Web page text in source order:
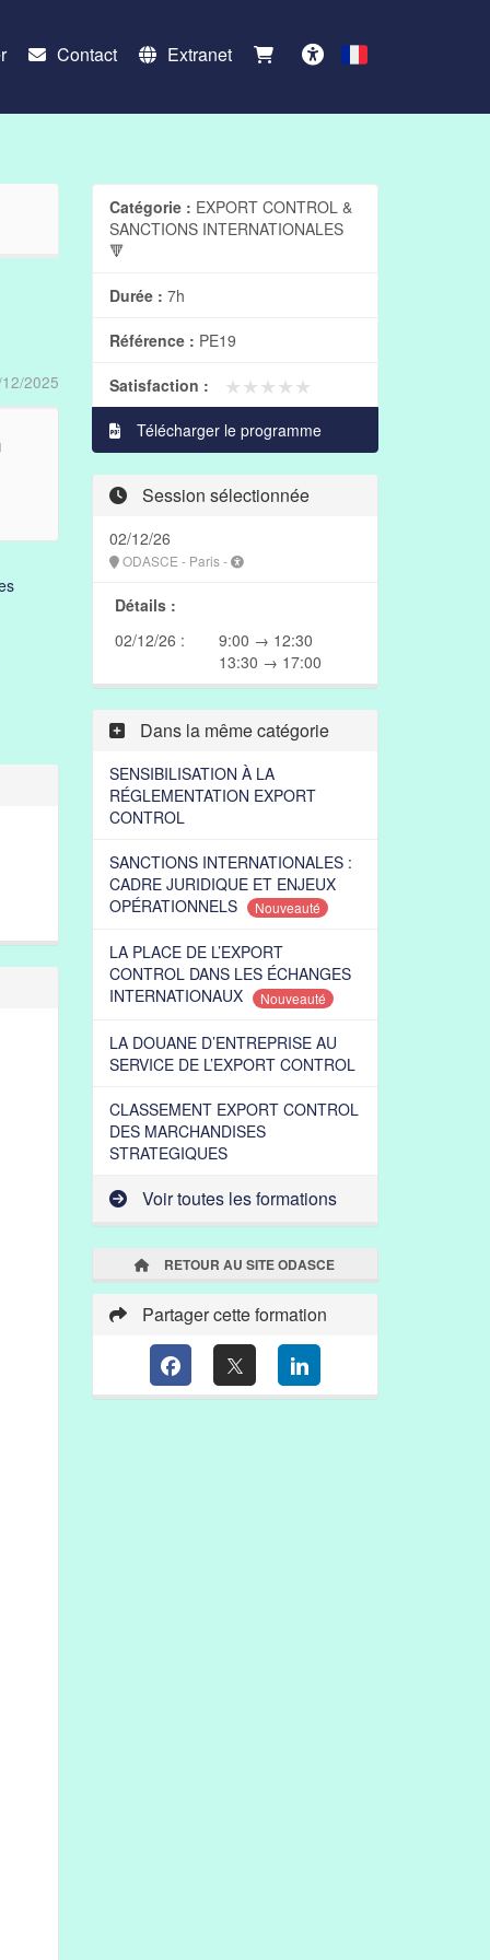
Contact
Extranet
Français
2025
Catégorie : EXPORT CONTROL &
SANCTIONS INTERNATIONALES
🔻
Durée : 7h
Référence : PE19
Satisfaction : ★★★★★
★★★★★
Télécharger le programme
Session sélectionnée
02/12/26
ODASCE - Paris -
Détails :
02/12/26 :
9:00 → 12:30
13:30 → 17:00
Dans la même catégorie
SENSIBILISATION À LA
RÉGLEMENTATION EXPORT
CONTROL
SANCTIONS INTERNATIONALES :
CADRE JURIDIQUE ET ENJEUX
OPÉRATIONNELS
Nouveauté
LA PLACE DE L’EXPORT
CONTROL DANS LES ÉCHANGES
INTERNATIONAUX
Nouveauté
LA DOUANE D’ENTREPRISE AU
SERVICE DE L’EXPORT CONTROL
CLASSEMENT EXPORT CONTROL
DES MARCHANDISES
STRATEGIQUES
Voir toutes les formations
RETOUR AU SITE ODASCE
Partager cette formation